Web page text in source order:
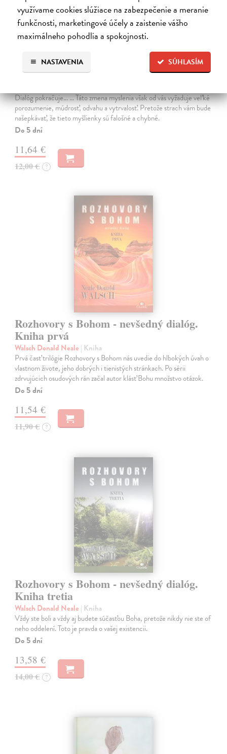
využívame cookies slúžiace na zabezpečenie a meranie
funkčnosti, marketingové účely a zaistenie vášho
maximálneho pohodlia a spokojnosti.
SÚHLASÍM
NASTAVENIA
Rozhovory s Bohom - nevšedný dialóg.
Kniha druhá
Dialóg pokračuje... ... Táto zmena myslenia však od vás vyžaduje veľké
porozumenie, múdrosť, odvahu a vytrvalosť. Pretože strach vám bude
našepkávať, že tieto myšlienky sú falošné a chybné.
Do 5 dní
11,64 €
12,00 € ?
Rozhovory s Bohom - nevšedný dialóg.
Kniha prvá
Walsch Donald Neale | Kniha
Prvá časť trilógie Rozhovory s Bohom nás uvedie do hlbokých úvah o
vlastnom živote, jeho dobrých i tienistých stránkach. Po sérii
zdrvujúcich osudových rán začal autor klásť Bohu množstvo otázok.
Do 5 dní
11,54 €
11,90 € ?
Rozhovory s Bohom - nevšedný dialóg.
Kniha tretia
Walsch Donald Neale | Kniha
Vždy ste boli a vždy aj budete súčasťou Boha, pretože nikdy nie ste of
neho oddelení. Toto je pravda o vašej existencii.
Do 5 dní
13,58 €
14,00 € ?